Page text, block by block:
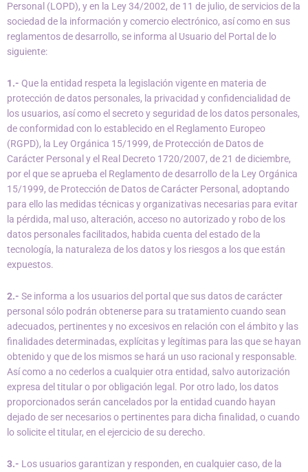
Personal (LOPD), y en la Ley 34/2002, de 11 de julio, de servicios de la
sociedad de la información y comercio electrónico, así como en sus
reglamentos de desarrollo, se informa al Usuario del Portal de lo
siguiente:
1.- Que la entidad respeta la legislación vigente en materia de
protección de datos personales, la privacidad y confidencialidad de
los usuarios, así como el secreto y seguridad de los datos personales,
de conformidad con lo establecido en el Reglamento Europeo
(RGPD), la Ley Orgánica 15/1999, de Protección de Datos de
Carácter Personal y el Real Decreto 1720/2007, de 21 de diciembre,
por el que se aprueba el Reglamento de desarrollo de la Ley Orgánica
15/1999, de Protección de Datos de Carácter Personal, adoptando
para ello las medidas técnicas y organizativas necesarias para evitar
la pérdida, mal uso, alteración, acceso no autorizado y robo de los
datos personales facilitados, habida cuenta del estado de la
tecnología, la naturaleza de los datos y los riesgos a los que están
expuestos.
2.- Se informa a los usuarios del portal que sus datos de carácter
personal sólo podrán obtenerse para su tratamiento cuando sean
adecuados, pertinentes y no excesivos en relación con el ámbito y las
finalidades determinadas, explícitas y legítimas para las que se hayan
obtenido y que de los mismos se hará un uso racional y responsable.
Así como a no cederlos a cualquier otra entidad, salvo autorización
expresa del titular o por obligación legal. Por otro lado, los datos
proporcionados serán cancelados por la entidad cuando hayan
dejado de ser necesarios o pertinentes para dicha finalidad, o cuando
lo solicite el titular, en el ejercicio de su derecho.
3.- Los usuarios garantizan y responden, en cualquier caso, de la